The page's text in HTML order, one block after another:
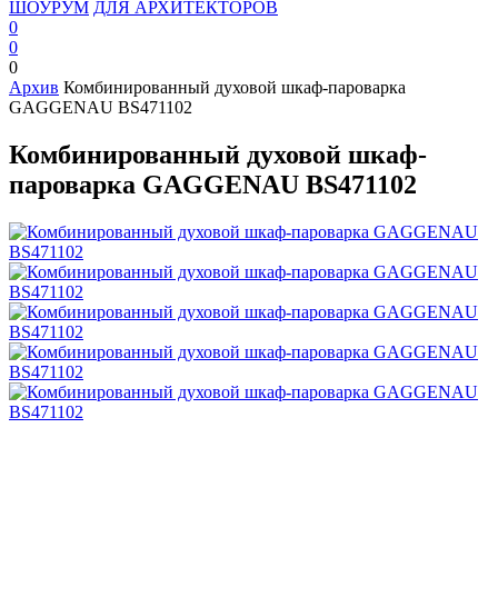
ШОУРУМ ДЛЯ АРХИТЕКТОРОВ
0
0
0
Архив Комбинированный духовой шкаф-пароварка
GAGGENAU BS471102
Комбинированный духовой шкаф-
пароварка GAGGENAU BS471102